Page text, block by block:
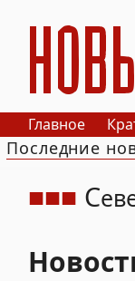
РИА
Главное
Последние
С